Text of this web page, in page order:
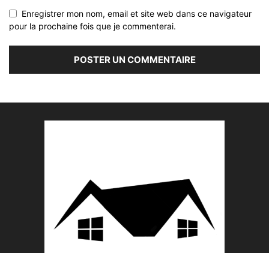
Enregistrer mon nom, email et site web dans ce navigateur
pour la prochaine fois que je commenterai.